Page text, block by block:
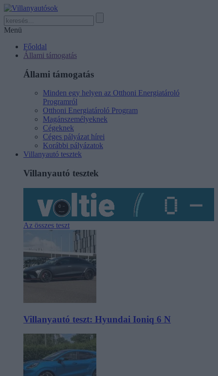
Menü
Főoldal
Állami támogatás
Állami támogatás
Minden egy helyen az Otthoni Energiatároló
Programról
Otthoni Energiatároló Program
Magánszemélyeknek
Cégeknek
Céges pályázat hírei
Korábbi pályázatok
Villanyautó tesztek
Villanyautó tesztek
Az összes teszt
Villanyautó teszt: Hyundai Ioniq 6 N